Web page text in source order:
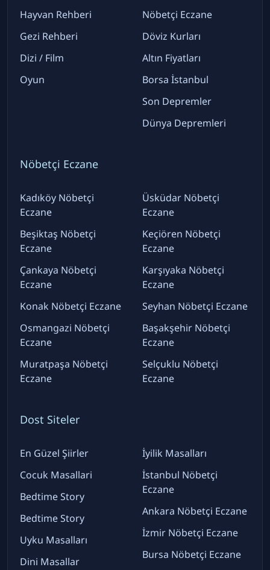
Hayvan Rehberi
Gezi Rehberi
Dizi / Film
Oyun
Nöbetçi Eczane
Döviz Kurları
Altın Fiyatları
Borsa İstanbul
Son Depremler
Dünya Depremleri
Nöbetçi Eczane
Kadıköy Nöbetçi
Eczane
Beşiktaş Nöbetçi
Eczane
Çankaya Nöbetçi
Eczane
Konak Nöbetçi Eczane
Osmangazi Nöbetçi
Eczane
Muratpaşa Nöbetçi
Eczane
Üsküdar Nöbetçi
Eczane
Keçiören Nöbetçi
Eczane
Karşıyaka Nöbetçi
Eczane
Seyhan Nöbetçi Eczane
Başakşehir Nöbetçi
Eczane
Selçuklu Nöbetçi
Eczane
Dost Siteler
En Güzel Şiirler
Cocuk Masallari
Bedtime Story
Bedtime Story
Uyku Masalları
Dini Masallar
İyilik Masalları
İstanbul Nöbetçi
Eczane
Ankara Nöbetçi Eczane
İzmir Nöbetçi Eczane
Bursa Nöbetçi Eczane